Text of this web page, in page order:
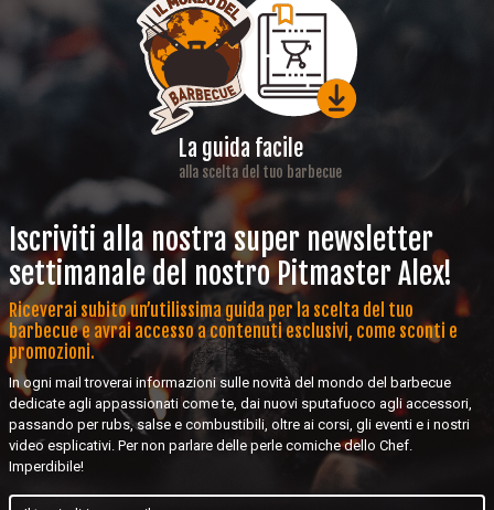
La guida facile
alla scelta del tuo barbecue
Iscriviti alla nostra super newsletter
settimanale del nostro Pitmaster Alex!
Riceverai subito un’utilissima guida per la scelta del tuo
barbecue e avrai accesso a contenuti esclusivi, come sconti e
promozioni.
In ogni mail troverai informazioni sulle novità del mondo del barbecue
dedicate agli appassionati come te, dai nuovi sputafuoco agli accessori,
passando per rubs, salse e combustibili, oltre ai corsi, gli eventi e i nostri
video esplicativi. Per non parlare delle perle comiche dello Chef.
Imperdibile!